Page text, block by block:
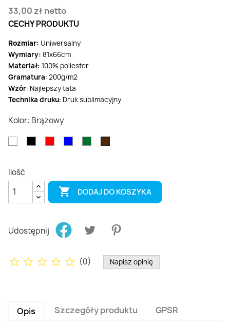
33,00 zł netto
CECHY PRODUKTU
Rozmiar: Uniwersalny
Wymiary: 81x66cm
Materiał: 100% poliester
Gramatura: 200g/m2
Wzór: Najlepszy tata
Technika druku: Druk sublimacyjny
Kolor: Brązowy
Ilość
 DODAJ DO KOSZYKA
Udostępnij
star_border star_border star_border star_border star_border (0) Napisz opinię
Opis Szczegóły produktu GPSR